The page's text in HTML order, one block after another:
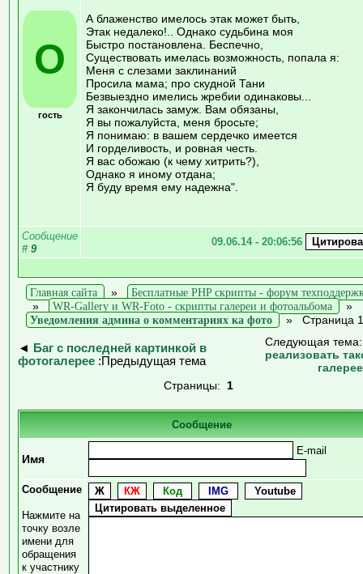
О
гость
А блаженство имелось этак может быть,
Этак недалеко!.. Однако судьбина моя
Быстро постановлена. Беспечно,
Существовать имелась возможность, попала я:
Меня с слезами заклинаний
Просила мама; про скудной Тани
Безвыездно имелись жребии одинаковы...
Я закончилась замуж. Вам обязаны,
Я вы пожалуйста, меня бросьте;
Я понимаю: в вашем сердечко имеется
И горделивость, и ровная честь.
Я вас обожаю (к чему хитрить?),
Однако я иному отдана;
Я буду время ему надежна".
Сообщение
# 9
09.06.14 - 20:06:56
Главная сайта »
Бесплатные PHP скрипты - форум
»
WR-Gallery и WR-Foto - скрипты галереи и фотоальбома
»
Уведомления админа о комментариях ка фото
» Страница 1
◄
Баг с последней картинкой в
фотогалерее :Предыдущая тема
Следующая
реализовать
Страницы: 1
Сообщение
Имя
E-mail
Сообщение
Нажмите на
точку возле
имени для
обращения
к участнику